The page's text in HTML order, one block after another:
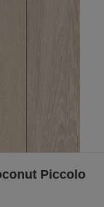
Piccolo